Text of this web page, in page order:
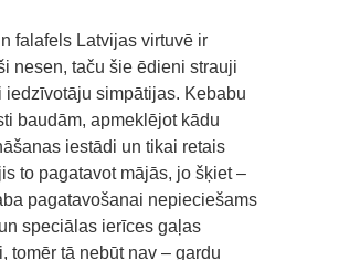
falafels Latvijas virtuvē ir
nesen, taču šie ēdieni strauji
iedzīvotāju simpātijas. Kebabu
baudām, apmeklējot kādu
iestādi un tikai retais
to pagatavot mājās, jo šķiet –
pagatavošanai nepieciešams
speciālas ierīces gaļas
tomēr tā nebūt nav – gardu